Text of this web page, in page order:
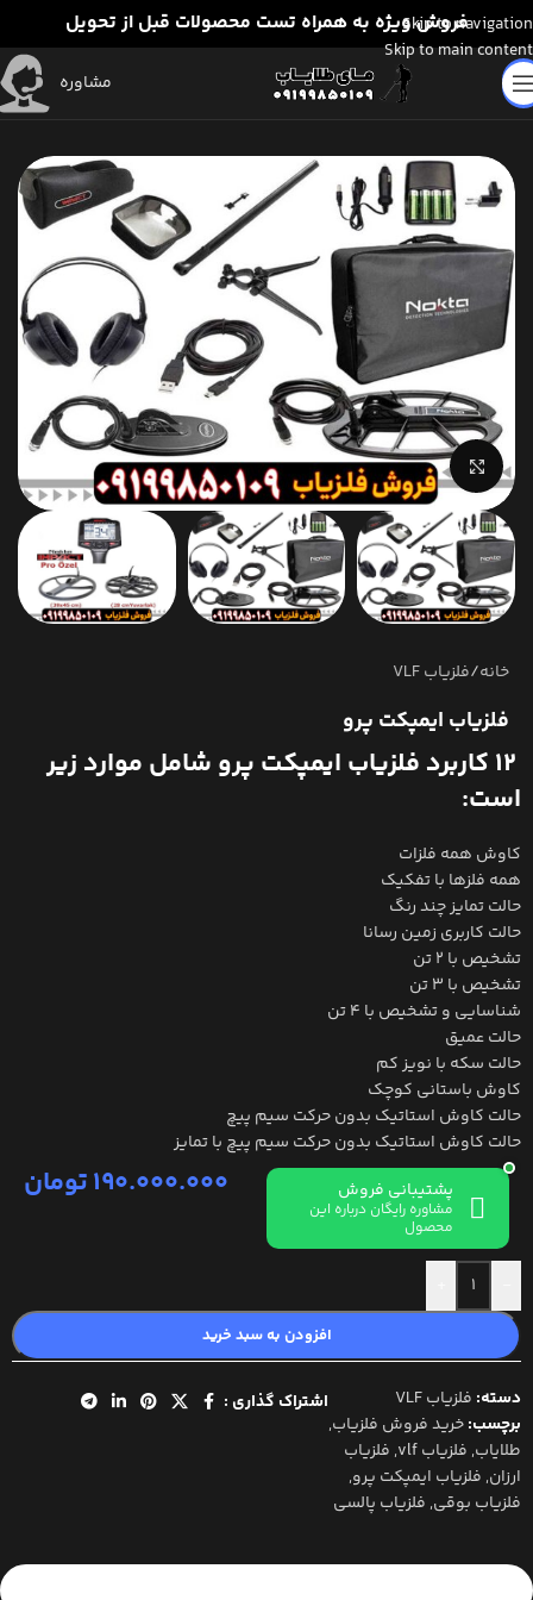
Skip to navigation
Skip to main content
فروش ویژه به همراه تست محصولات قبل از تحویل
مشاوره
برای بزرگنمایی کلیک کنید
خانه/فلزیاب VLF
فلزیاب ایمپکت پرو
12 کاربرد فلزیاب ایمپکت پرو شامل موارد زیر
است:
کاوش همه فلزات
همه فلزها با تفکیک
حالت تمایز چند رنگ
حالت کاربری زمین رسانا
تشخیص با 2 تن
تشخیص با 3 تن
شناسایی و تشخیص با 4 تن
حالت عمیق
حالت سکه با نویز کم
کاوش باستانی کوچک
حالت کاوش استاتیک بدون حرکت سیم پیچ
حالت کاوش استاتیک بدون حرکت سیم پیچ با تمایز
پشتیبانی فروش
مشاوره رایگان درباره این
محصول
190.000.000تومان
افزودن به سبد خرید
دسته: فلزیاب VLF
برچسب:خرید فروش فلزیاب,
طلایاب, فلزیاب vlf , فلزیاب
ارزان, فلزیاب ایمپکت پرو,
فلزیاب بوقی, فلزیاب پالسی
اشتراک گذاری :